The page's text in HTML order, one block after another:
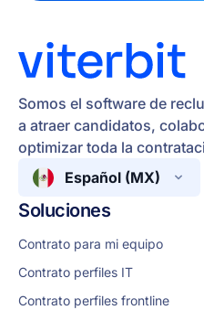
Somos el software de
a atraer candidatos,
optimizar toda la
Español (MX)
Soluciones
Contrato para mi equipo
Contrato perfiles IT
Contrato perfiles frontline